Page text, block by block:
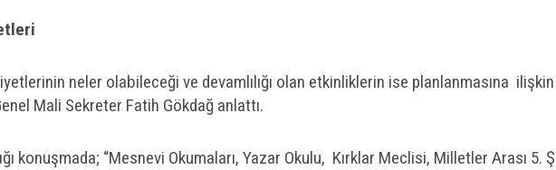
neler olabileceği ve devamlılığı olan etkinliklerin ise planlanmasına ilişkin
Mali Sekreter Fatih Gökdağ anlattı.
konuşmada; “Mesnevi Okumaları, Yazar Okulu, Kırklar Meclisi, Milletler Arası 5.